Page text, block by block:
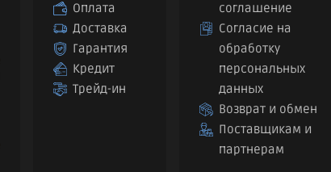
Оплата
Доставка
Гарантия
Кредит
Трейд-ин
соглашение
Согласие на
обработку
персональных
данных
Возврат и обмен
Поставщикам и
партнерам